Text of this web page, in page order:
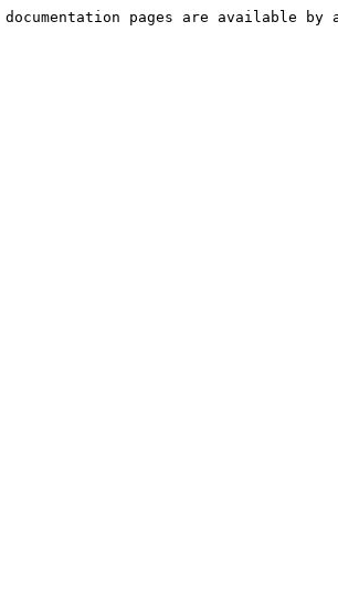
pages are available by